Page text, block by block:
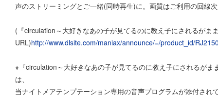
声のストリーミングとご一緒(同時再生)に。画質はご利用の回線
(『circulation～大好きなあの子が見てるのに教え子にされるがま
URL)http://www.dlsite.com/maniax/announce/=/product_id/
※『circulation～大好きなあの子が見てるのに教え子にされるが
は、
当ナイトメアテンプテーション専用の音声プログラムが添付され